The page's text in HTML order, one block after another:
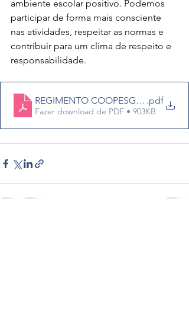
ambiente escolar positivo. Podemos
participar de forma mais consciente
nas atividades, respeitar as normas e
contribuir para um clima de respeito e
responsabilidade.
REGIMENTO COOPESG ROBUSTA
.pdf
Fazer download de PDF • 903KB